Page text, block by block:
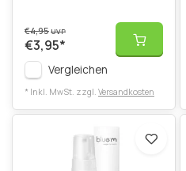
€4,95UVP
€3,95*
Vergleichen
* Inkl. MwSt. zzgl. Versandkosten